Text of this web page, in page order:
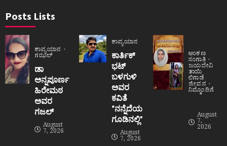
Posts Lists
ಕಾವ್ಯಯಾನ
ಗಝಲ್
ಡಾ
ಅನ್ನಪೂರ್ಣ
ಹಿರೇಮಠ
ಅವರ
ಗಜಲ್
August
7, 2026
ಕಾವ್ಯಯಾನ
ಕಾರ್ತಿಕ್
ಭಟ್
ಬಳಗುಳಿ
ಅವರ
ಕವಿತೆ
“ನನ್ನೆದೆಯ
ಗೂಡಿನಲ್ಲಿ”
August
7, 2026
ಅಂಕಣ
ಸಂಗಾತಿ
ಜಯದೇವಿ
ತಾಯಿ
ಲಿಗಾಡೆ
ಜೀವನ
ನಿಮ್ಮೊಂದಿಗೆ
August
7,
2026